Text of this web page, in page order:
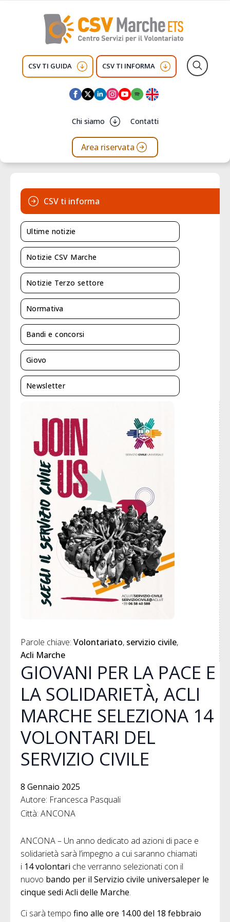
CSV TI GUIDA CSV TI INFORMA
Chi siamo Contatti
Area riservata
Parole chiave: Volontariato servizio civile
Acli Marche
GIOVANI PER LA PACE E
LA SOLIDARIETÀ, ACLI
MARCHE SELEZIONA 14
VOLONTARI DEL
SERVIZIO CIVILE
8 Gennaio 2025
Autore: Francesca Pasquali
Città: ANCONA
ANCONA – Un anno dedicato ad azioni di pace e
solidarietà sarà l’impegno a cui saranno chiamati
i 14 volontari che verranno selezionati con il
nuovo bando per il Servizio civile universaleper le
cinque sedi Acli delle Marche.
Ci sarà tempo fino alle ore 14.00 del 18 febbraio
CSV ti informa
Ultime notizie
Notizie CSV Marche
Notizie Terzo settore
Normativa
Bandi e concorsi
Giovo
Newsletter